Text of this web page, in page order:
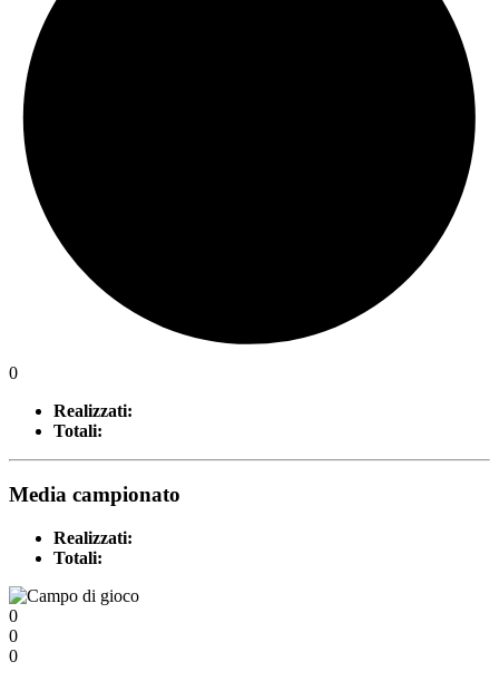
0
Realizzati:
Totali:
Media campionato
Realizzati:
Totali:
0
0
0